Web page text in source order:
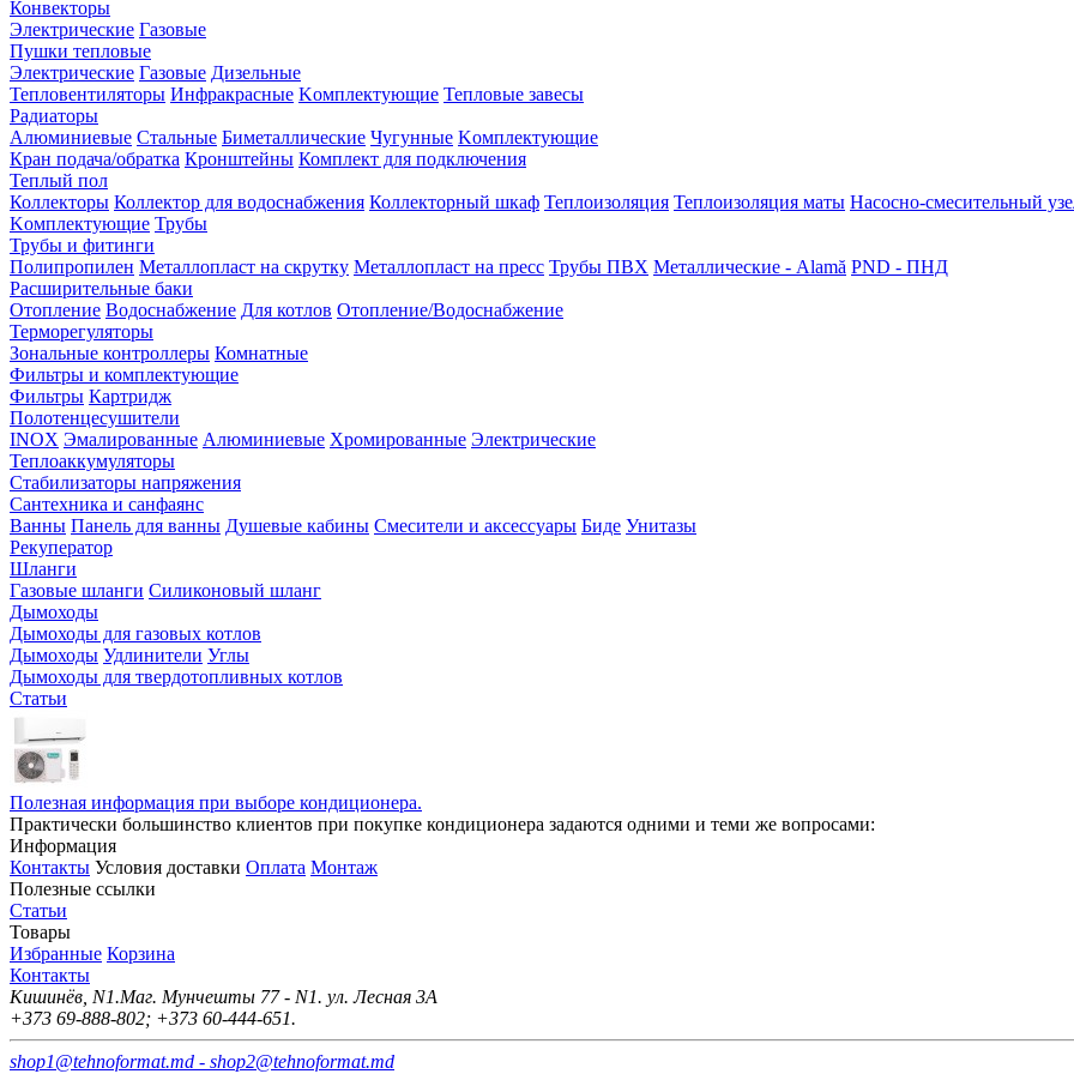
Конвекторы
Электрические Газовые
Пушки тепловые
Электрические Газовые Дизельные
Тепловентиляторы Инфракрасные Kомплектующие Тепловые завесы
Радиаторы
Алюминиевые Стальные Биметаллические Чугунные Kомплектующие
Кран подача/обратка Кронштейны Комплект для подключения
Теплый пол
Коллекторы Коллектор для водоснабжения Коллекторный шкаф Теплоизоляция Теплоизоляция маты Насосно-смесительный
Kомплектующие Трубы
Трубы и фитинги
Полипропилен Металлопласт на скрутку Металлопласт на пресс Трубы ПВХ Металлические - Alamă PND - ПНД
Расширительные баки
Отопление Водоснабжение Для котлов Отопление/Водоснабжение
Терморегуляторы
Зональные контроллеры Комнатные
Фильтры и комплектующие
Фильтры Картридж
Полотенцесушители
INOX Эмалированные Алюминиевые Хромированные Электрические
Теплоаккумуляторы
Стабилизаторы напряжения
Сантехника и санфаянс
Ванны Панель для ванны Душевые кабины Смесители и аксессуары Биде Унитазы
Рекуператор
Шланги
Газовые шланги Силиконовый шланг
Дымоходы
Дымоходы для газовых котлов
Дымоходы Удлинители Углы
Дымоходы для твердотопливных котлов
Статьи
Полезная информация при выборе кондиционера.
Практически большинство клиентов при покупке кондиционера задаются одними и теми же вопросами:
Информация
Контакты Условия доставки Оплата Монтаж
Полезные ссылки
Статьи
Товары
Избранные Корзина
Контакты
Кишинёв, N1.Маг. Мунчешты 77 - N1. ул. Лесная 3А
+373 69-888-802; +373 60-444-651.
shop1@tehnoformat.md - shop2@tehnoformat.md